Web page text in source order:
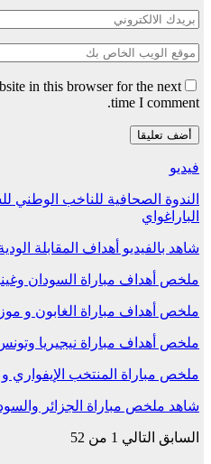
in this browser for the next
time I comment.
فيديو
الندوة الصحافية للناخب الوطني
الباراغواي
شاهد بالفيديو أهداف المقابلة
ملخص أهداف مباراة السودان وغينيا
ملخص أهداف مباراة الغابون و
ملخص أهداف مباراة نيجيريا وتونس
ملخص مباراة المنتخب الإيفواري و
شاهد ملخص مباراة الجزائر
السابقالتالي 1 من 52